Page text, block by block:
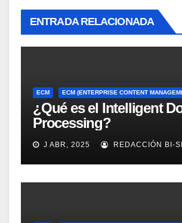
ENTRADA RELACIONADA
ECM ECM (ENTERPRISE CONTENT
¿Qué es el Intelligent
Processing?
J ABR, 2025 REDACCIÓN BI-